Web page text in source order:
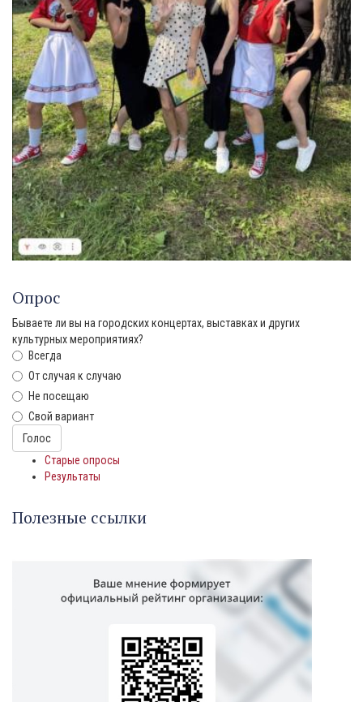
Опрос
Бываете ли вы на городских концертах, выставках и других
культурных мероприятиях?
Всегда
От случая к случаю
Не посещаю
Свой вариант
Варианты
Голос
Старые опросы
Результаты
Полезные ссылки